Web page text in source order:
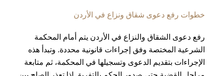
خطوات رفع دعوى شقاق ونزاع في الأردن
رفع دعوى الشقاق والنزاع في الأردن يتم أمام المحكمة
الشرعية المختصة وفق إجراءات قانونية محددة. وتبدأ هذه
الإجراءات بتقديم الدعوى وتسجيلها في المحكمة، ثم متابعة